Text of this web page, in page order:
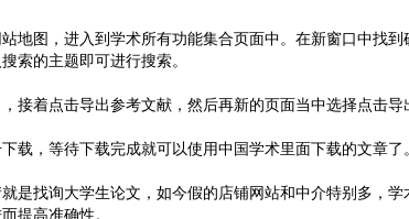
地图，进入到学术所有功能集合页面中。在新窗口中找到
索的主题即可进行搜索。
接着点击导出参考文献，然后再新的页面当中选择点击导
载，等待下载完成就可以使用中国学术里面下载的文章了。
是找询大学生论文，如今假的店铺网站和中介特别多，学
提高准确性。